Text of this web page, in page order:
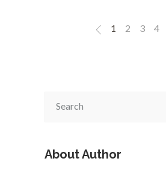
1 2 3 4
About Author